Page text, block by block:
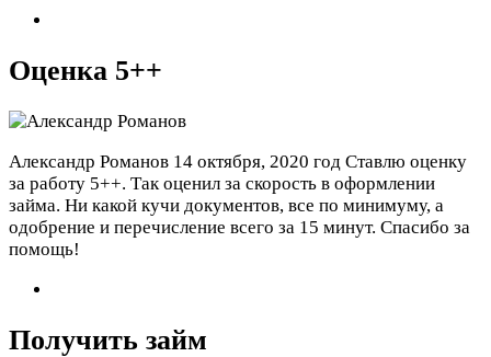
Оценка 5++
Александр Романов 14 октября, 2020 год Ставлю оценку
за работу 5++. Так оценил за скорость в оформлении
займа. Ни какой кучи документов, все по минимуму, а
одобрение и перечисление всего за 15 минут. Спасибо за
помощь!
Получить займ